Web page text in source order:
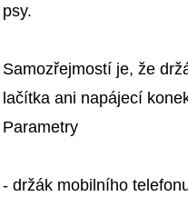
psy.
Samozřejmostí je, že
lačítka ani napájecí
Parametry
- držák mobilního